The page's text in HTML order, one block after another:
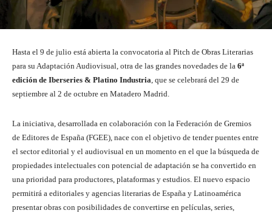
Hasta el 9 de julio está abierta la convocatoria al Pitch de Obras Literarias
para su Adaptación Audiovisual, otra de las grandes novedades de la 6ª
edición de Iberseries & Platino Industria, que se celebrará del 29 de
septiembre al 2 de octubre en Matadero Madrid.
La iniciativa, desarrollada en colaboración con la Federación de Gremios
de Editores de España (FGEE), nace con el objetivo de tender puentes entre
el sector editorial y el audiovisual en un momento en el que la búsqueda de
propiedades intelectuales con potencial de adaptación se ha convertido en
una prioridad para productores, plataformas y estudios. El nuevo espacio
permitirá a editoriales y agencias literarias de España y Latinoamérica
presentar obras con posibilidades de convertirse en películas, series,